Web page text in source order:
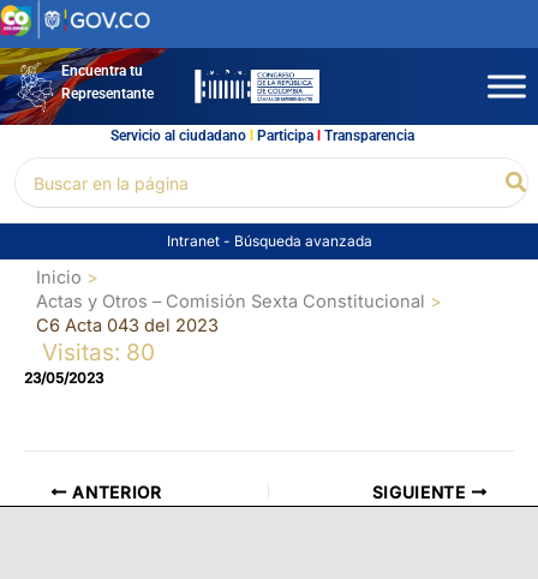
Ir
al
contenidoEncuentra tu
Representante
Servicio al ciudadano l Participal Transparencia
por:
Intranet - Búsqueda avanzada
Inicio
Actas y Otros – Comisión Sexta Constitucional
C6 Acta 043 del 2023
Visitas: 80
23/05/2023
ANTERIOR SIGUIENTE